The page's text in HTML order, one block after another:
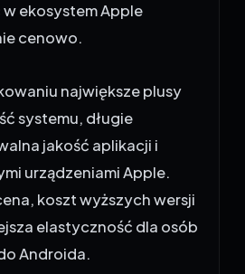
ekosystem Apple
cenowo.
największe plusy
systemu, długie
jakość aplikacji i
urządzeniami Apple.
koszt wyższych wersji
elastyczność dla osób
Androida.